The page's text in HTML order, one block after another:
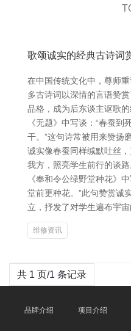
歌颂诚实的经典古诗词
在中国传统文化中，尊师
多古诗词以深情的言语赞
品格，成为后东谈主讴歌
《无题》中写谈：“春蚕
干。”这句诗常被用来赞扬
诚实像春蚕同样缄默吐丝
我方，照亮学生前行的谈
《奉和令公绿野堂种花》
堂前更种花。”此句赞赏诚
立，抒发了对学生遍布宇
维修资讯
共 1 页/1 条记录
品牌介绍 项目介绍